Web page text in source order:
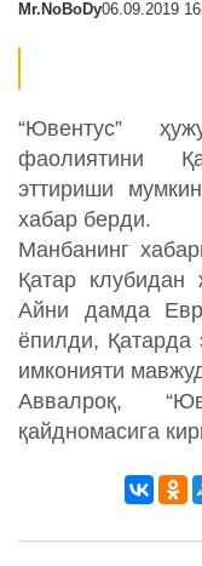
Mr.NoBoDy06.09.2019
“Ювентус”
фаолиятини
эттириши
хабар берди.
Манбанинг
Қатар клубидан
Айни дамда
ёпилди, Қатарда
имконияти
Аввалроқ,
қайдномасига